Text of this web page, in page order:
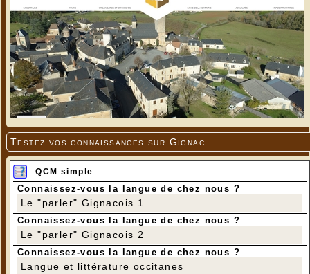
Testez vos connaissances sur Gignac
QCM simple
Connaissez-vous la langue de chez nous ?
Le "parler" Gignacois 1
Connaissez-vous la langue de chez nous ?
Le "parler" Gignacois 2
Connaissez-vous la langue de chez nous ?
Langue et littérature occitanes